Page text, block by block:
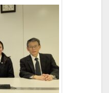
ラー」 の実践 講
野大学・名誉教授